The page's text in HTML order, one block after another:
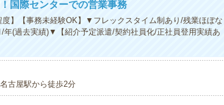
国際センターでの営業事務
度】【事務未経験OK】▼フレックスタイム制あり/残業ほぼな
(過去実績)▼【紹介予定派遣/契約社員化/正社員登用実績あ
古屋駅から徒歩2分